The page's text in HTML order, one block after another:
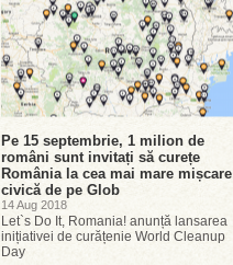
Pe 15 septembrie, 1 milion de
români sunt invitați să curețe
România la cea mai mare mișcare
civică de pe Glob
14 Aug 2018
Let`s Do It, Romania! anunță lansarea
inițiativei de curățenie World Cleanup
Day